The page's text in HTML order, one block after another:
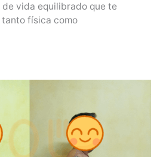
vida equilibrado que te
física como